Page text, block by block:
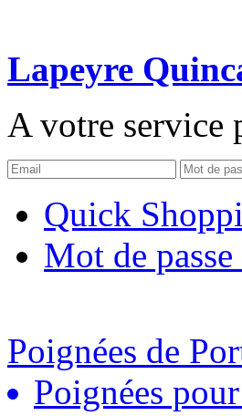
Lapeyre
A votre service
Quick
Mot de
Poignées de
Poignées